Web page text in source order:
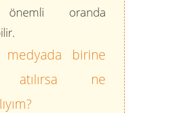
oranda
medyada birine
atılırsa ne